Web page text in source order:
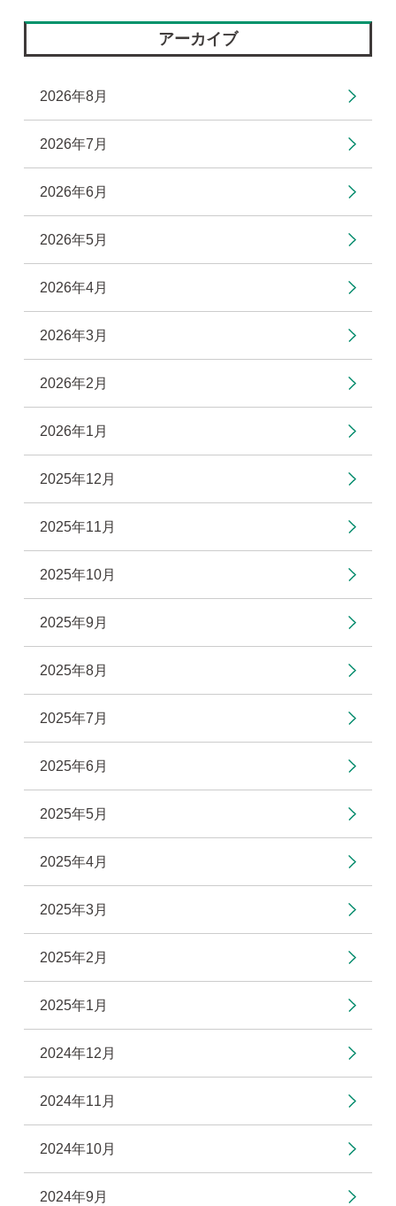
アーカイブ
2026年8月
2026年7月
2026年6月
2026年5月
2026年4月
2026年3月
2026年2月
2026年1月
2025年12月
2025年11月
2025年10月
2025年9月
2025年8月
2025年7月
2025年6月
2025年5月
2025年4月
2025年3月
2025年2月
2025年1月
2024年12月
2024年11月
2024年10月
2024年9月